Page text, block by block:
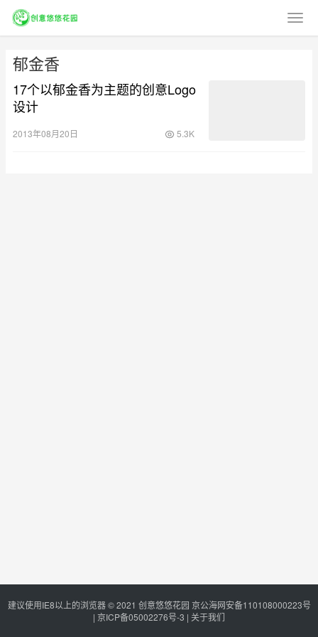
郁金香
17个以郁金香为主题的创意Logo
设计
2013年08月20日 5.3K
建议使用IE8以上的浏览器 © 2021 创意悠悠花园 京公海网安备110108000223号
| 京ICP备05002276号-3 | 关于我们